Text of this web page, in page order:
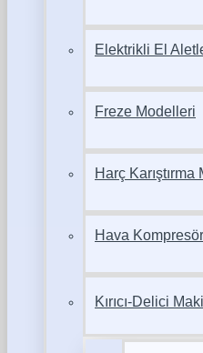
Elektrikli El
Freze Modelleri
Harç
Hava
Kırıcı-Delici